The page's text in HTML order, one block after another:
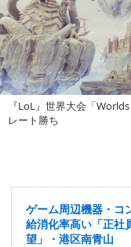
『LoL』世界大会「
レート勝ち
ゲーム周辺機器・コ
給消化率高い「正社
望」・港区南青山